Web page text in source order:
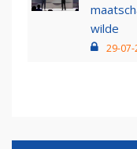
wilde
29-07-